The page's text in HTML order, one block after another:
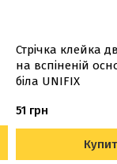
Стрічка клейка
на вспіненій
біла UNIFIX
51 грн